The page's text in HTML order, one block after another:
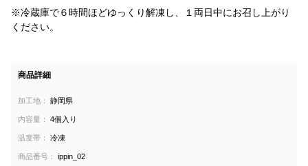
※冷蔵庫で６時間ほどゆっくり解凍し、１両日中にお召し上がり
ください。
商品詳細
加工地： 静岡県
内容量： 4個入り
温度帯： 冷凍
商品番号： ippin_02